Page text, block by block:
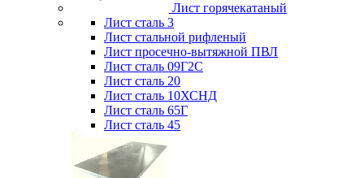
Лист горячекатаный
Лист сталь 3
Лист стальной рифленый
Лист просечно-вытяжной ПВЛ
Лист сталь 09Г2С
Лист сталь 20
Лист сталь 10ХСНД
Лист сталь 65Г
Лист сталь 45